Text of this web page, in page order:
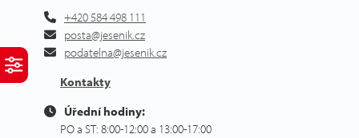
+420 584 498 111
posta@jesenik.cz
podatelna@jesenik.cz
Kontakty
Úřední hodiny:
PO a ST: 8:00-12:00 a 13:00-17:00